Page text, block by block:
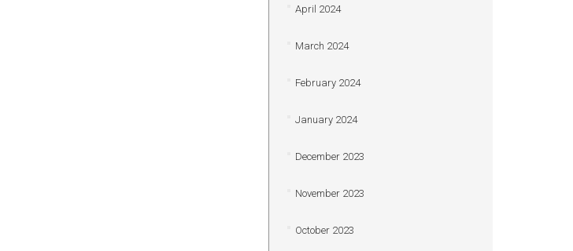
April 2024
March 2024
February 2024
January 2024
December 2023
November 2023
October 2023